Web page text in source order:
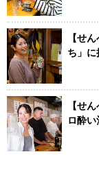
【せ
ち」に
【せ
ロ酔